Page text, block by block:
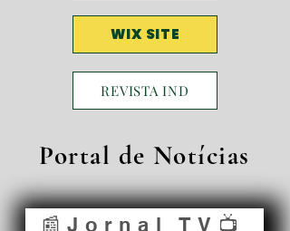
WIX SITE
REVISTA IND
Portal de Notícias
📰Jornal TV📺